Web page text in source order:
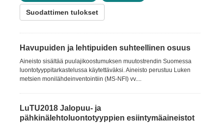
Suodattimen tulokset
Havupuiden ja lehtipuiden suhteellinen osuus
Aineisto sisältää puulajikoostumuksen muutostrendin Suomessa
luontotyyppitarkastelussa käytettäväksi. Aineisto perustuu Luken
metsien monilähdeinventointiin (MS-NFI) vv....
LuTU2018 Jalopuu- ja
pähkinälehtoluontotyyppien esiintymäaineistot